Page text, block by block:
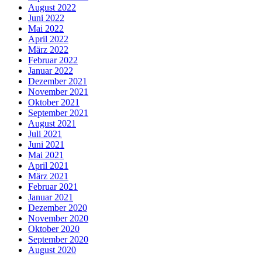
August 2022
Juni 2022
Mai 2022
April 2022
März 2022
Februar 2022
Januar 2022
Dezember 2021
November 2021
Oktober 2021
September 2021
August 2021
Juli 2021
Juni 2021
Mai 2021
April 2021
März 2021
Februar 2021
Januar 2021
Dezember 2020
November 2020
Oktober 2020
September 2020
August 2020